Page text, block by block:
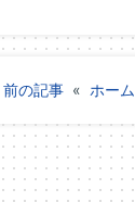
前の記事 « ホーム